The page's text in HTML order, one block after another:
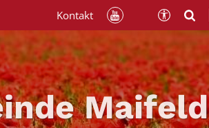
Maifeld
Kontakt